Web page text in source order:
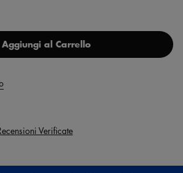
Aggiungi al Carrello
Verificate